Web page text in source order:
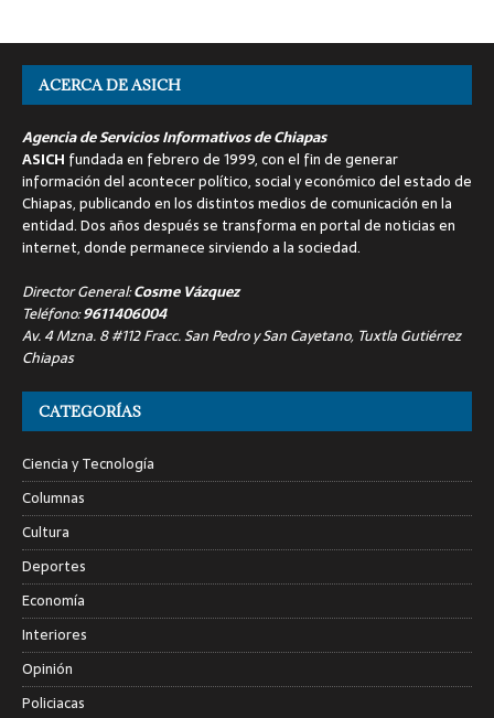
ACERCA DE ASICH
Agencia de Servicios Informativos de Chiapas
ASICH fundada en febrero de 1999, con el fin de generar
información del acontecer político, social y económico del estado de
Chiapas, publicando en los distintos medios de comunicación en la
entidad. Dos años después se transforma en portal de noticias en
internet, donde permanece sirviendo a la sociedad.
Director General:Cosme Vázquez
Teléfono:9611406004
Av. 4 Mzna. 8 #112 Fracc. San Pedro y San Cayetano, Tuxtla Gutiérrez
Chiapas
CATEGORÍAS
Ciencia y Tecnología
Columnas
Cultura
Deportes
Economía
Interiores
Opinión
Policiacas